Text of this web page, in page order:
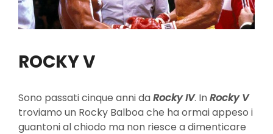
ROCKY V
Sono passati cinque anni daRocky IV. InRocky V
troviamo un Rocky Balboa che ha ormai appeso i
guantoni al chiodo ma non riesce a dimenticare